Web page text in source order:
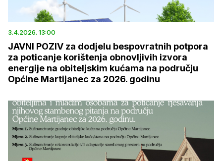
3.4.2026. 13:00
JAVNI POZIV za dodjelu bespovratnih potpora
za poticanje korištenja obnovljivih izvora
energije na obiteljskim kućama na području
Općine Martijanec za 2026. godinu